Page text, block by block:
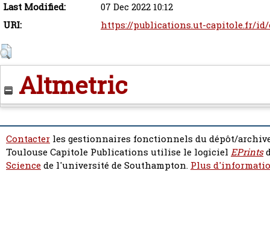
Last Modified:
07 Dec 2022 10:12
URI:
https://publications.ut-capitole.fr/
Altmetric
Contacter les gestionnaires fonctionnels du dépôt/
Toulouse Capitole Publications utilise le logiciel EPrints
Sciencede l'université de Southampton. Plus